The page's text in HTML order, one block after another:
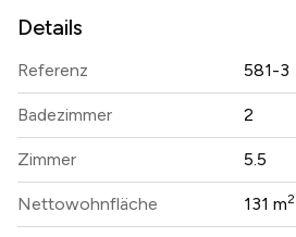
Details
Referenz 581-3
Badezimmer 2
Zimmer 5.5
Nettowohnfläche 131 m2